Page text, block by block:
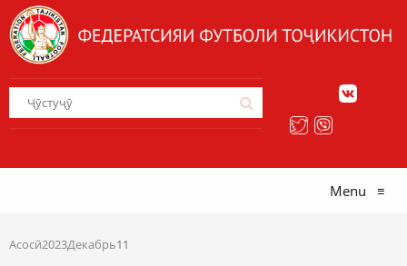
Menu ≡
Асосӣ2023Декабрь11